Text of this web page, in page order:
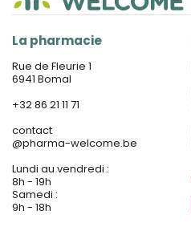
La pharmacie
Rue de Fleurie 1
6941 Bomal
+32 86 21 11 71
contact
@pharma-welcome.be
Lundi au vendredi :
8h - 19h
Samedi :
9h - 18h